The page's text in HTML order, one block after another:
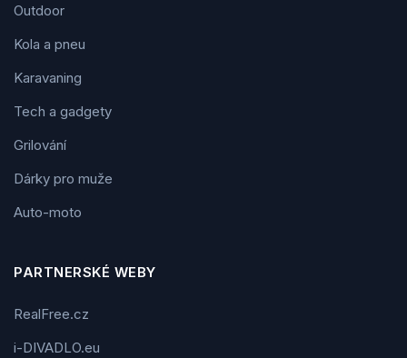
Outdoor
Kola a pneu
Karavaning
Tech a gadgety
Grilování
Dárky pro muže
Auto-moto
PARTNERSKÉ WEBY
RealFree.cz
i-DIVADLO.eu